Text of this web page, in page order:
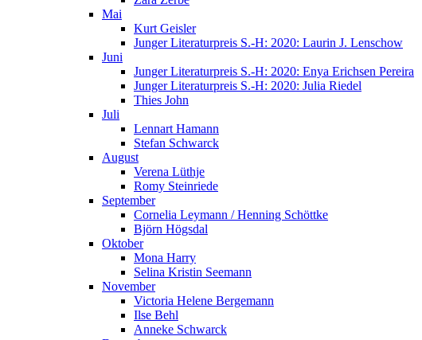
Mai
Kurt Geisler
Junger Literaturpreis S.-H: 2020: Laurin J. Lenschow
Juni
Junger Literaturpreis S.-H: 2020: Enya Erichsen Pereira
Junger Literaturpreis S.-H: 2020: Julia Riedel
Thies John
Juli
Lennart Hamann
Stefan Schwarck
August
Verena Lüthje
Romy Steinriede
September
Cornelia Leymann / Henning Schöttke
Björn Högsdal
Oktober
Mona Harry
Selina Kristin Seemann
November
Victoria Helene Bergemann
Ilse Behl
Anneke Schwarck